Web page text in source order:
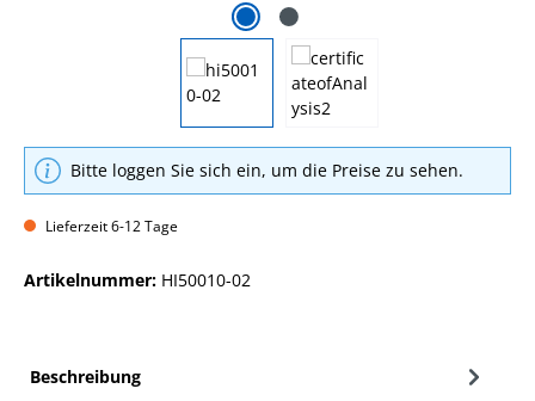
Bitte loggen Sie sich ein, um die Preise zu sehen.
Lieferzeit 6-12 Tage
Artikelnummer: HI50010-02
Beschreibung